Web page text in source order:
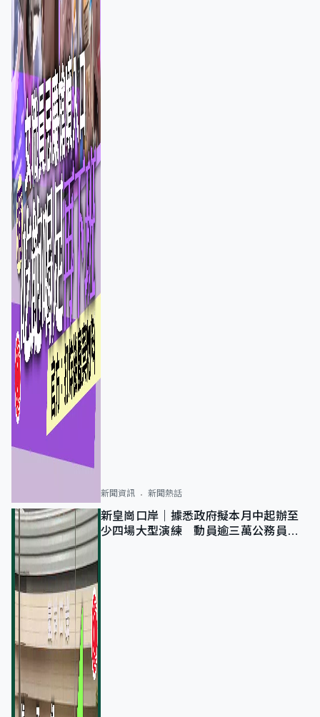
新聞資訊 新聞熱話
新皇崗口岸｜據悉政府擬本月中起辦至
少四場大型演練 動員逾三萬公務員人